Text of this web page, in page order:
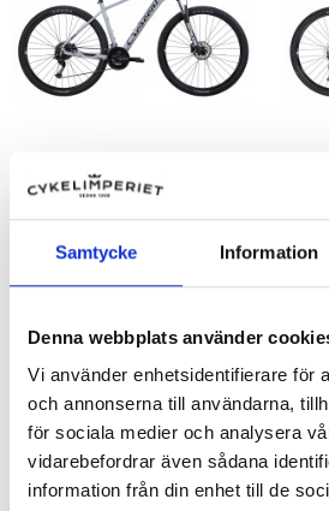
Samtycke Information
Denna webbplats använder
Vi använder enhetsidentifierare för
och annonserna till användarna,
för sociala medier och analysera
vidarebefordrar även sådana
information från din enhet till de
6 495,00 kr
10 995,00 kr